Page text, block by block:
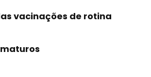
vacinações de rotina